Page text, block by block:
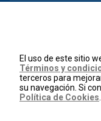
El uso de este sitio
Términos y
terceros para
su navegación. Si
Política de Cookies